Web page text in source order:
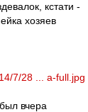
кстати -
хозяев
7/28 ... a-full.jpg
вчера